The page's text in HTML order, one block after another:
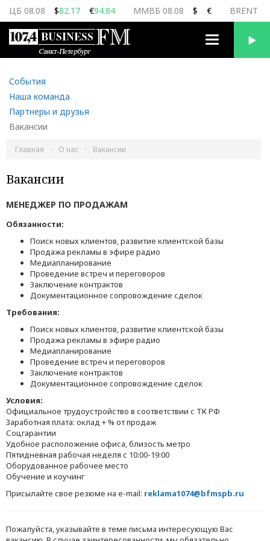
ЦБ 08.08 $82.17 €94.84 ММВБ 08.08 $ € BRENT
Переключить
События
Наша команда
Партнеры и друзья
Вакансии
Главная О нас Вакансии
Вакансии
МЕНЕДЖЕР ПО ПРОДАЖАМ
Обязанности:
Поиск новых клиентов, развитие клиентской базы
Продажа рекламы в эфире радио
Медиапланирование
Проведение встреч и переговоров
Заключение контрактов
Документационное сопровождение сделок
Требования:
Поиск новых клиентов, развитие клиентской базы
Продажа рекламы в эфире радио
Медиапланирование
Проведение встреч и переговоров
Заключение контрактов
Документационное сопровождение сделок
Условия:
Официальное трудоустройство в соответствии с ТК РФ
Заработная плата: оклад + % от продаж
Соцгарантии
Удобное расположение офиса, близость метро
Пятидневная рабочая неделя с 10:00-19:00
Оборудованное рабочее место
Обучение и коучинг
Присылайте свое резюме на e-mail: reklama1074@bfmspb.ru
Пожалуйста, указывайте в теме письма интересующую Вас